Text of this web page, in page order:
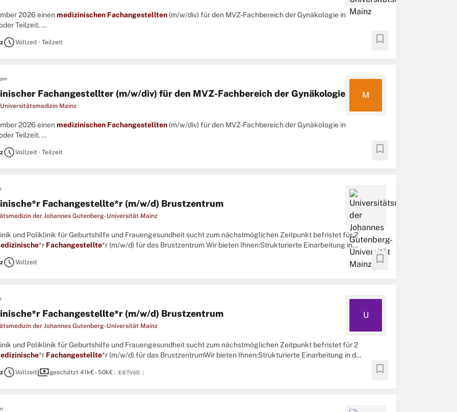
2026 einenmedizinischen Fachangestellten (m/w/div) für den MVZ-Fachbereich der Gynäkologie in
Teilzeit. ...
scheduleVollzeit · Teilzeit bookmark
Fachangestellter (m/w/div) für den MVZ-Fachbereich der Gynäkologie
Mainz
M
2026 einenmedizinischen Fachangestellten (m/w/div) für den MVZ-Fachbereich der Gynäkologie in
Teilzeit. ...
scheduleVollzeit · Teilzeit bookmark
Fachangestellte*r (m/w/d) Brustzentrum
der Johannes Gutenberg-Universität Mainz
und Poliklinik für Geburtshilfe und Frauengesundheit sucht zum nächstmöglichen Zeitpunkt befristet für 2
*r Fachangestellte*r (m/w/d) für das Brustzentrum Wir bieten Ihnen:Strukturierte Einarbeitung in
scheduleVollzeit bookmark
Fachangestellte*r (m/w/d) Brustzentrum
der Johannes Gutenberg-Universität Mainz
U
und Poliklinik für Geburtshilfe und Frauengesundheit sucht zum nächstmöglichen Zeitpunkt befristet für 2
*r Fachangestellte*r (m/w/d) für das BrustzentrumWir bieten Ihnen:Strukturierte Einarbeitung in das
scheduleVollzeitpaymentsgeschätzt 41k€ - 50k€( E 6 TVöD ) bookmark